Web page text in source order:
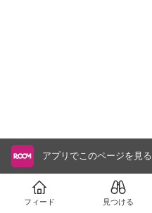
アプリでこのページを見る
フィード 見つける